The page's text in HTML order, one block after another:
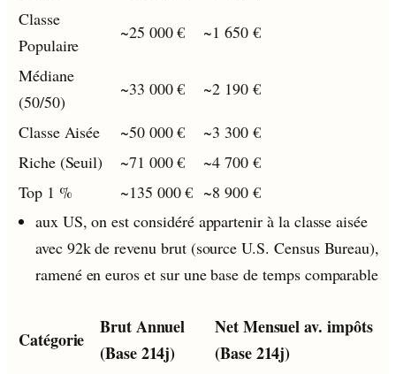
Classe
Populaire
~25 000 € ~1 650 €
Médiane
(50/50)
~33 000 € ~2 190 €
Classe Aisée ~50 000 €
~3 300 €
Riche (Seuil)
~71 000 €
~4 700 €
Top 1 %
~135 000 € ~8 900 €
aux US, on est considéré appartenir à la classe aisée
avec 92k de revenu brut (source U.S. Census Bureau),
ramené en euros et sur une base de temps comparable
Catégorie
Brut Annuel
(Base 214j)
Net Mensuel av. impôts
(Base 214j)